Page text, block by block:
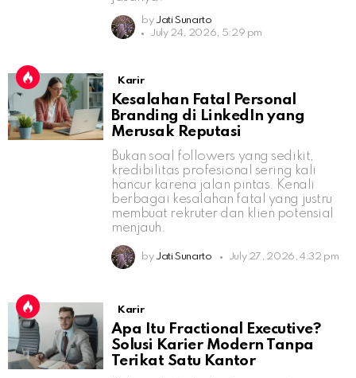
by Jati Sunarto
July 24, 2026, 5:29 pm
Karir
Kesalahan Fatal Personal
Branding di LinkedIn yang
Merusak Reputasi
Bukan soal followers yang sedikit,
kredibilitas profesional sering kali
hancur karena jalan pintas. Kenali
berbagai kesalahan fatal yang justru
membuat rekruter dan klien potensial
menjauh.
by Jati Sunarto July 27, 2026, 4:32 pm
Karir
Apa Itu Fractional Executive?
Solusi Karier Modern Tanpa
Terikat Satu Kantor